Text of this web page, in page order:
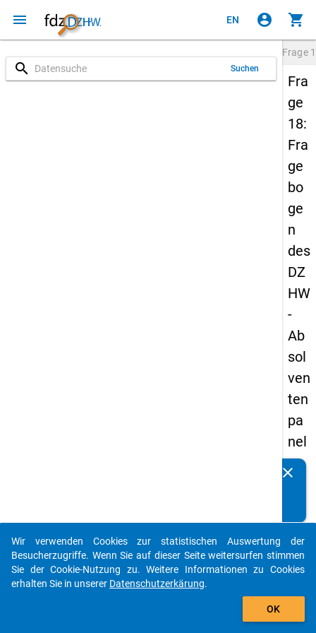
menu EN account_circle shopping_cart
search Suchen
Frage
Fra
ge
18:
Fra
ge
bo
ge
n
des
DZ
HW
-
Ab
sol
ven
ten
pa
nel
s
-
zw
eit
clear
auto_stories
add_shopping_cart
Wir verwenden Cookies zur statistischen Auswertung der
Besucherzugriffe. Wenn Sie auf dieser Seite weitersurfen stimmen
Sie der Cookie-Nutzung zu. Weitere Informationen zu Cookies
erhalten Sie in unserer Datenschutzerkärung.
OK